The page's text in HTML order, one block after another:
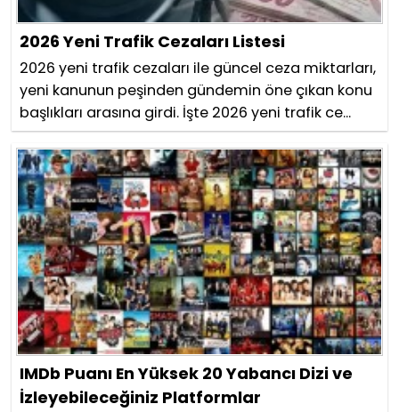
2026 Yeni Trafik Cezaları Listesi
2026 yeni trafik cezaları ile güncel ceza miktarları,
yeni kanunun peşinden gündemin öne çıkan konu
başlıkları arasına girdi. İşte 2026 yeni trafik ce...
IMDb Puanı En Yüksek 20 Yabancı Dizi ve
İzleyebileceğiniz Platformlar